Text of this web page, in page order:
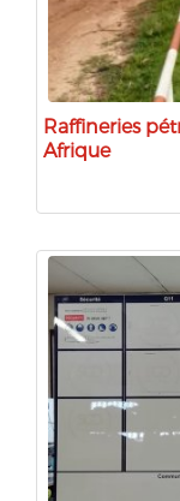
Raffineries
Afrique